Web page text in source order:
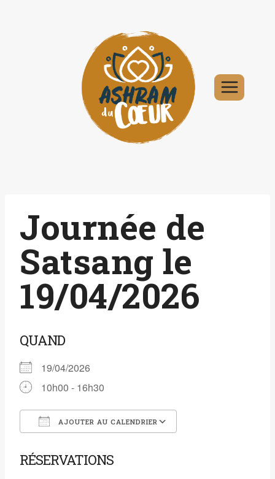
Journée de
Satsang le
19/04/2026
QUAND
19/04/2026
10h00 - 16h30
AJOUTER AU CALENDRIER
RÉSERVATIONS